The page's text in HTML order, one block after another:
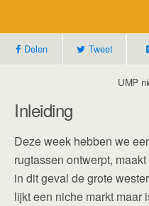
Delen Tweet
UMP
Inleiding
Deze week hebben we
rugtassen ontwerpt,
in dit geval de grote
lijkt een niche markt maar